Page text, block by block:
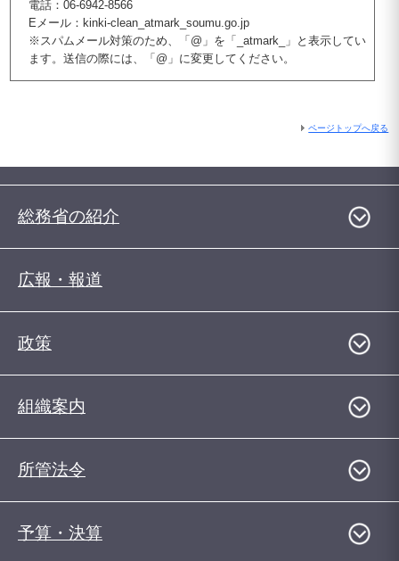
電話：06-6942-8566
Eメール：kinki-clean_atmark_soumu.go.jp
※スパムメール対策のため、「@」を「_atmark_」と表示してい
ます。送信の際には、「@」に変更してください。
ページトップへ戻る
総務省の紹介
広報・報道
政策
組織案内
所管法令
予算・決算